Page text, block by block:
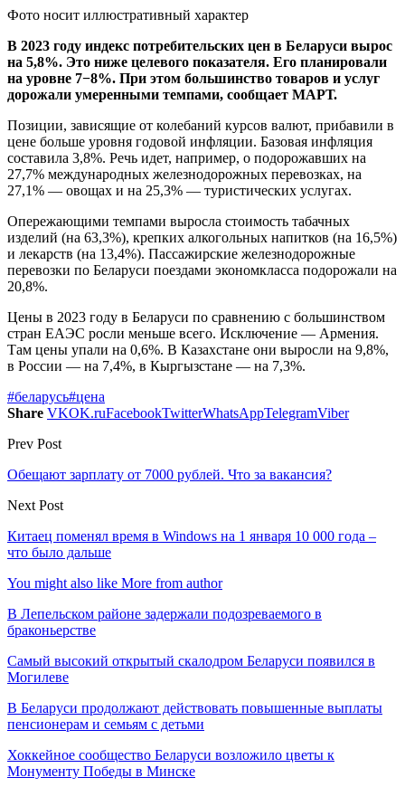
Фото носит иллюстративный характер
В 2023 году индекс потребительских цен в Беларуси вырос
на 5,8%. Это ниже целевого показателя. Его планировали
на уровне 7−8%. При этом большинство товаров и услуг
дорожали умеренными темпами, сообщает МАРТ.
Позиции, зависящие от колебаний курсов валют, прибавили в
цене больше уровня годовой инфляции. Базовая инфляция
составила 3,8%. Речь идет, например, о подорожавших на
27,7% международных железнодорожных перевозках, на
27,1% — овощах и на 25,3% — туристических услугах.
Опережающими темпами выросла стоимость табачных
изделий (на 63,3%), крепких алкогольных напитков (на 16,5%)
и лекарств (на 13,4%). Пассажирские железнодорожные
перевозки по Беларуси поездами экономкласса подорожали на
20,8%.
Цены в 2023 году в Беларуси по сравнению с большинством
стран ЕАЭС росли меньше всего. Исключение — Армения.
Там цены упали на 0,6%. В Казахстане они выросли на 9,8%,
в России — на 7,4%, в Кыргызстане — на 7,3%.
#беларусь#цена
Share VKOK.ruFacebookTwitterWhatsAppTelegramViber
Prev Post
Обещают зарплату от 7000 рублей. Что за вакансия?
Next Post
Китаец поменял время в Windows на 1 января 10 000 года –
что было дальше
You might also like More from author
В Лепельском районе задержали подозреваемого в
браконьерстве
Самый высокий открытый скалодром Беларуси появился в
Могилеве
В Беларуси продолжают действовать повышенные выплаты
пенсионерам и семьям с детьми
Хоккейное сообщество Беларуси возложило цветы к
Монументу Победы в Минске